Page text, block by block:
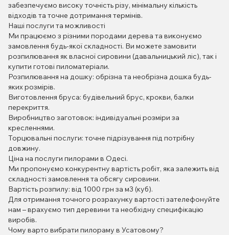
забезпечуємо високу точність різу, мінімальну кількість
відходів та точне дотримання термінів.
Наші послуги та можливості
Ми працюємо з різними породами дерева та виконуємо
замовлення будь-якої складності. Ви можете замовити
розпилювання як власної сировини (давальницький ліс), так і
купити готові пиломатеріали.
Розпилювання на дошку: обрізна та необрізна дошка будь-
яких розмірів.
Виготовлення бруса: будівельний брус, крокви, балки
перекриття.
Виробництво заготовок: індивідуальні розміри за
кресленнями.
Торцювальні послуги: точне підрізування під потрібну
довжину.
Ціна на послуги пилорами в Одесі.
Ми пропонуємо конкурентну вартість робіт, яка залежить від
складності замовлення та обсягу сировини.
Вартість розпилу: від 1000 грн за м3 (куб).
Для отримання точного розрахунку вартості зателефонуйте
нам – врахуємо тип деревини та необхідну специфікацію
виробів.
Чому варто вибрати пилораму в Усатовому?